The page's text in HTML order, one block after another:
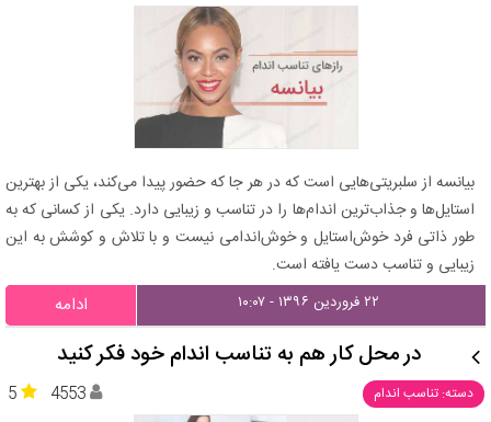
بیانسه از سلبریتی‌هایی است که در هر جا که حضور پیدا می‌کند، یکی از بهترین
استایل‌ها و جذاب‌ترین اندام‌ها را در تناسب و زیبایی دارد. یکی از کسانی که به
طور ذاتی فرد خوش‌استایل و خوش‌اندامی نیست و با تلاش و کوشش به این
زیبایی و تناسب دست یافته است.
۲۲ فروردین ۱۳۹۶ - ۱۰:۰۷ ادامه
در محل کار هم به تناسب اندام خود فکر کنید
دسته: تناسب اندام 5 4553